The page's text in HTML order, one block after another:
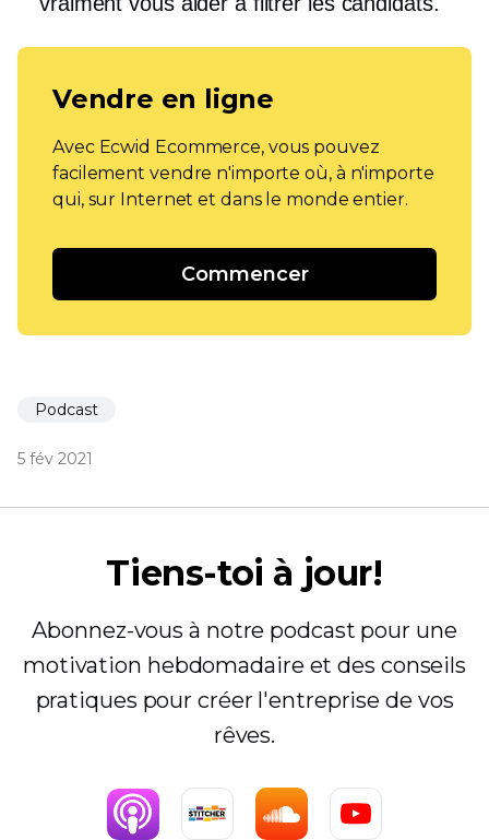
Vendre en ligne
Avec Ecwid Ecommerce, vous pouvez
facilement vendre n'importe où, à n'importe
qui, sur Internet et dans le monde entier.
Commencer
Podcast
5 fév 2021
Tiens-toi à jour!
Abonnez-vous à notre podcast pour une
motivation hebdomadaire et des conseils
pratiques pour créer l'entreprise de vos
rêves.